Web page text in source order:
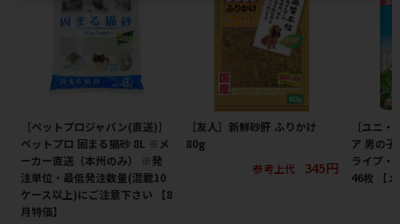
［ペットプロジャパン(直送)］
ペットプロ 固まる猫砂 8L ※メ
ーカー直送（本州のみ） ※発
注単位・最低発注数量(混載10
ケース以上)にご注意下さい 【8
月特価】
［友人］新鮮砂肝 ふりかけ
80g
参考上代
345円
［ユニ
ア 男の
ライプ・
46枚 【